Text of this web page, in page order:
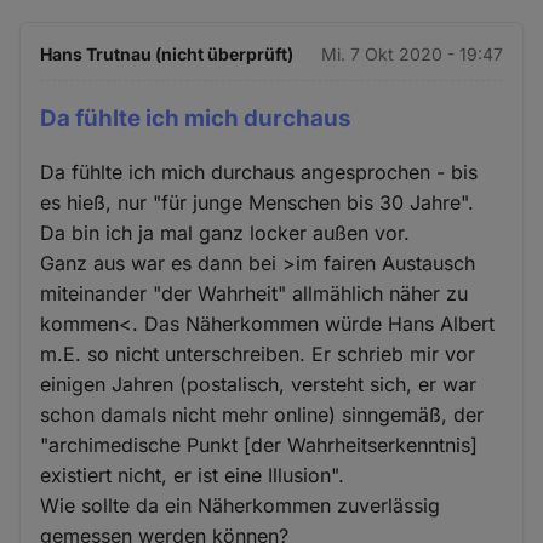
Hans Trutnau (nicht überprüft) Mi. 7 Okt 2020 - 19:47
Da fühlte ich mich durchaus
Da fühlte ich mich durchaus angesprochen - bis
es hieß, nur "für junge Menschen bis 30 Jahre".
Da bin ich ja mal ganz locker außen vor.
Ganz aus war es dann bei >im fairen Austausch
miteinander "der Wahrheit" allmählich näher zu
kommen<. Das Näherkommen würde Hans Albert
m.E. so nicht unterschreiben. Er schrieb mir vor
einigen Jahren (postalisch, versteht sich, er war
schon damals nicht mehr online) sinngemäß, der
"archimedische Punkt [der Wahrheitserkenntnis]
existiert nicht, er ist eine Illusion".
Wie sollte da ein Näherkommen zuverlässig
gemessen werden können?